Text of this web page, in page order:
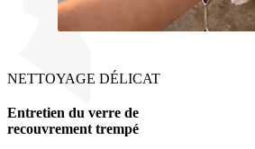
NETTOYAGE DÉLICAT
Entretien du verre de
recouvrement trempé